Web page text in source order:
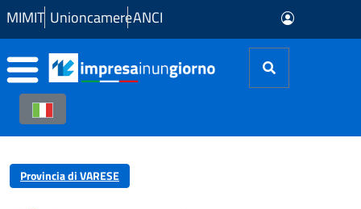
Skip to Main Content
MIMIT UnioncamereANCI
Provincia di VARESE